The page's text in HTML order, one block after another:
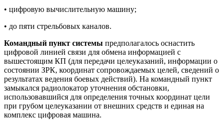
• цифровую вычислительную машину;
• до пяти стрельбовых каналов.
Командный пункт системы предполагалось оснастить
цифровой линией связи для обмена информацией с
вышестоящим КП (для передачи целеуказаний, информации о
состоянии ЗРК, координат сопровождаемых целей, сведений о
результатах ведения боевых действий). На командный пункт
замыкался радиолокатор уточнения обстановки,
использовавшийся для определения точных координат цели
при грубом целеуказании от внешних средств и единая на
комплекс цифровая машина.